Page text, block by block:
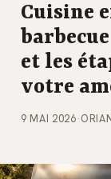
Cuisine
et les
votre
9 MAI 2026·